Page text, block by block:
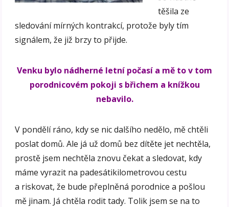
těšila ze
sledování mírných kontrakcí, protože byly tím
signálem, že již brzy to přijde.
Venku bylo nádherné letní počasí a mě to v tom
porodnicovém pokoji s břichem a knížkou
nebavilo.
V pondělí ráno, kdy se nic dalšího nedělo, mě chtěli
poslat domů. Ale já už domů bez dítěte jet nechtěla,
prostě jsem nechtěla znovu čekat a sledovat, kdy
máme vyrazit na padesátikilometrovou cestu
a riskovat, že bude přeplněná porodnice a pošlou
mě jinam. Já chtěla rodit tady. Tolik jsem se na to